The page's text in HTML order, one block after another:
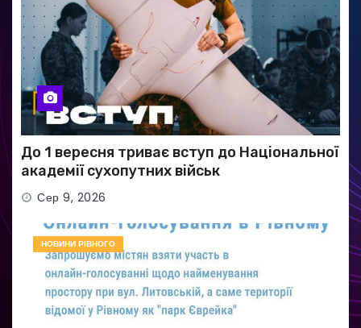
До 1 вересня триває вступ до Національної
академії сухопутних військ
Сер 9, 2026
НОВИНИ РІВНОГО